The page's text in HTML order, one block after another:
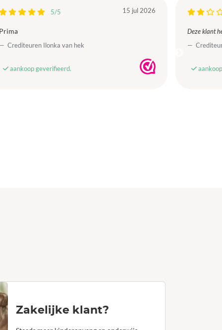
5/5 15 jul 2026
Crediteuren Ilonka van hek
aankoop geverifieerd.
Deze klant
Zakelijke klant?